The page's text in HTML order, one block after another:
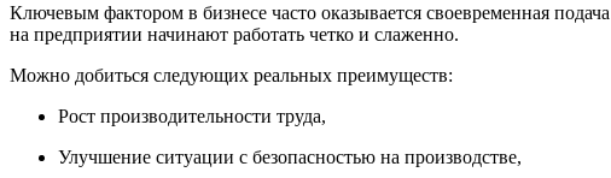
Ключевым фактором в бизнесе часто оказывается своевременная
на предприятии начинают работать четко и слаженно.
Можно добиться следующих реальных преимуществ:
Рост производительности труда,
Улучшение ситуации с безопасностью на производстве,